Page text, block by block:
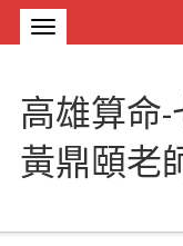
高雄算命
黃鼎頤老